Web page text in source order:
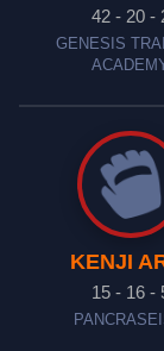
42 - 20 -
GENESIS
KENJI
15 - 16 -